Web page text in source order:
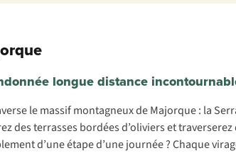
longue distance
le massif montagneux de Majorque : la
des terrasses bordées d’oliviers et
d’une étape d’une journée ? Chaque